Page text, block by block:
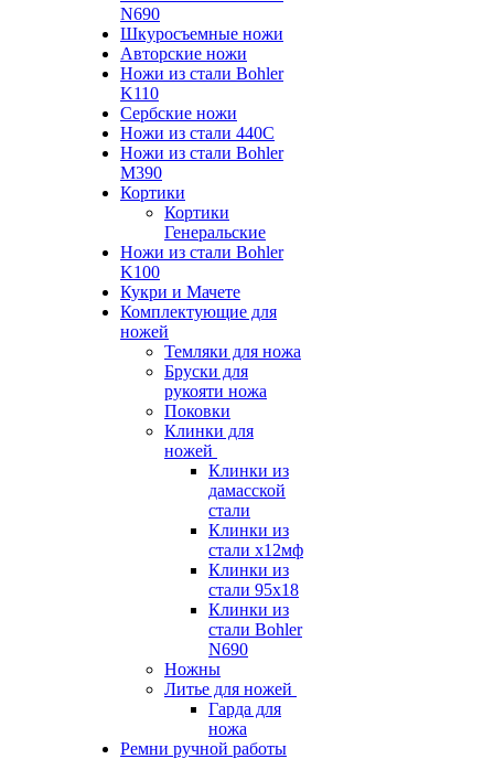
N690
Шкуросъемные ножи
Авторские ножи
Ножи из стали Bohler
K110
Сербские ножи
Ножи из стали 440С
Ножи из стали Bohler
M390
Кортики
Кортики
Генеральские
Ножи из стали Bohler
K100
Кукри и Мачете
Комплектующие для
ножей
Темляки для ножа
Бруски для
рукояти ножа
Поковки
Клинки для
ножей
Клинки из
дамасской
стали
Клинки из
стали х12мф
Клинки из
стали 95х18
Клинки из
стали Bohler
N690
Ножны
Литье для ножей
Гарда для
ножа
Ремни ручной работы